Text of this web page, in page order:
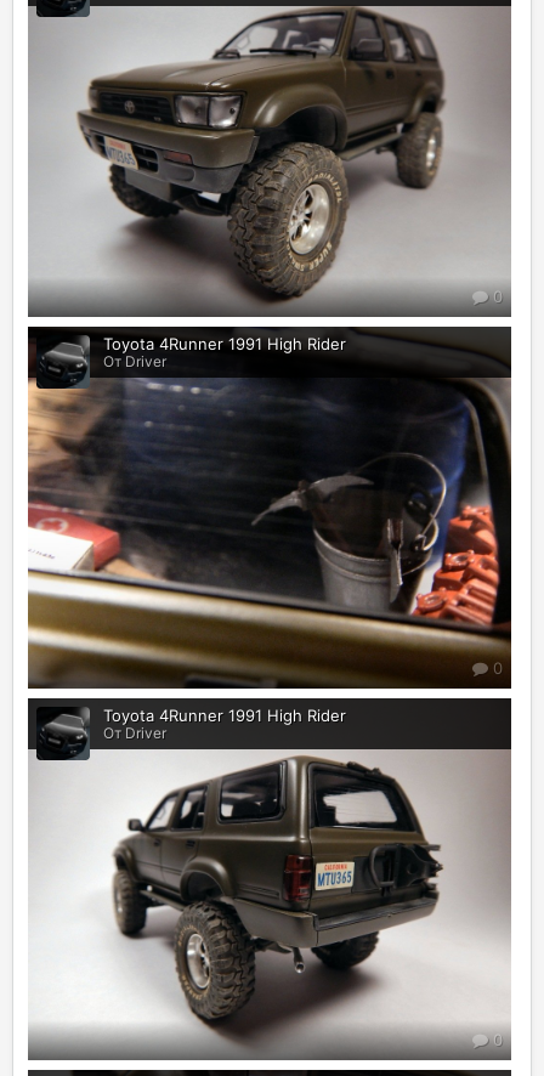
0
Toyota 4Runner 1991 High Rider
От Driver
0
Toyota 4Runner 1991 High Rider
От Driver
0